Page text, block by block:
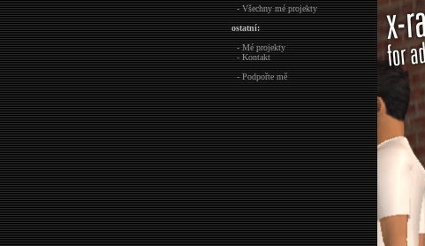
- Všechny mé projekty
ostatní:
- Mé projekty
- Kontakt
- Podpořte mě